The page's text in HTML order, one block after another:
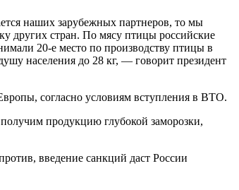
наших зарубежных партнеров, то мы
других стран. По мясу птицы российские
20-е место по производству птицы в
населения до 28 кг, — говорит президент
согласно условиям вступления в ВТО.
продукцию глубокой заморозки,
введение санкций даст России